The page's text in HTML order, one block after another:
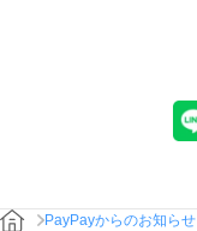
PayPayからのお知らせ